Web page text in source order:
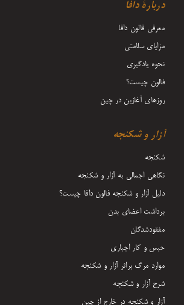
دربارۀ دافا
معرفی فالون دافا
مزایای سلامتی
نحوه یادگیری
فالون چیست؟
روزهای آغازین در چین
آزار و شکنجه
شکنجه
نگاهی اجمالی به آزار و شکنجه
دلیل آزار و شکنجه فالون دافا چیست؟
برداشت اعضای بدن
مفقودشدگان
حبس و کار اجباری
موارد مرگ براثر آزار و شکنجه
شرح آزار و شکنجه
آزار و شکنجه در خارج از چین